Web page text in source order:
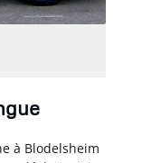
à Blodelsheim